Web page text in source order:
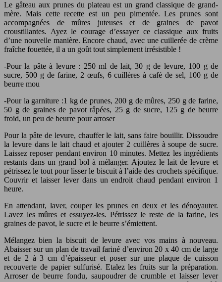
Le gâteau aux prunes du plateau est un grand classique de grand-
mère. Mais cette recette est un peu pimentée. Les prunes sont
accompagnées de mûres juteuses et de graines de pavot
croustillantes. Ayez le courage d’essayer ce classique aux fruits
d’une nouvelle manière. Encore chaud, avec une cuillerée de crème
fraîche fouettée, il a un goût tout simplement irrésistible !
-Pour la pâte à levure : 250 ml de lait, 30 g de levure, 100 g de
sucre, 500 g de farine, 2 œufs, 6 cuillères à café de sel, 100 g de
beurre mou
-Pour la garniture :1 kg de prunes, 200 g de mûres, 250 g de farine,
50 g de graines de pavot râpées, 25 g de sucre, 125 g de beurre
froid, un peu de beurre pour arroser
Pour la pâte de levure, chauffer le lait, sans faire bouillir. Dissoudre
la levure dans le lait chaud et ajouter 2 cuillères à soupe de sucre.
Laissez reposer pendant environ 10 minutes. Mettez les ingrédients
restants dans un grand bol à mélanger. Ajoutez le lait de levure et
pétrissez le tout pour lisser le biscuit à l’aide des crochets spécifique.
Couvrir et laisser lever dans un endroit chaud pendant environ 1
heure.
En attendant, laver, couper les prunes en deux et les dénoyauter.
Lavez les mûres et essuyez-les. Pétrissez le reste de la farine, les
graines de pavot, le sucre et le beurre s’émiettent.
Mélangez bien la biscuit de levure avec vos mains à nouveau.
Abaisser sur un plan de travail fariné d’environ 20 x 40 cm de large
et de 2 à 3 cm d’épaisseur et poser sur une plaque de cuisson
recouverte de papier sulfurisé. Etalez les fruits sur la préparation.
Arroser de beurre fondu, saupoudrer de crumble et laisser lever